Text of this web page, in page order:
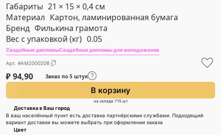
Габариты 21 × 15 × 0,4 см
Материал Картон, ламинированная бумага
Бренд Филькина грамота
Вес с упаковкой (кг) 0.05
Свадебные дипломыСвадебные дипломы для молодоженов
Арт. #AM2000208
₽94,90 Заказ по 5 штук
В корзину
на складе 715 шт
Доставка в Ваш город
В ваш населённый пункт есть доставка партнёрскими службами. Подходящий
вариант доставки вы можете выбрать при оформлении заказа
Цвет